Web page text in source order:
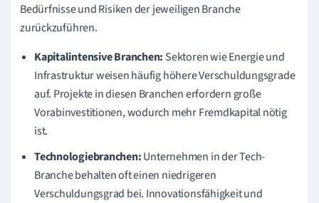
Bedürfnisse und Risiken der jeweiligen Branche
zurückzuführen.
Kapitalintensive Branchen: Sektoren wie Energie und
Infrastruktur weisen häufig höhere Verschuldungsgrade
auf. Projekte in diesen Branchen erfordern große
Vorabinvestitionen, wodurch mehr Fremdkapital nötig
ist.
Technologiebranchen:Unternehmen in der Tech-
Branche behalten oft einen niedrigeren
Verschuldungsgrad bei. Innovationsfähigkeit und